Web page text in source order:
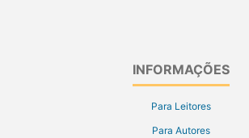
INFORMAÇÕES
Para Leitores
Para Autores